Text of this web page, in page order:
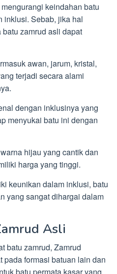
keindahan batu
inklusi. Sebab, jika hal
zamrud asli dapat
awan, jarum, kristal,
terjadi secara alami
dengan inklusinya yang
menyukai batu ini dengan
hijau yang cantik dan
harga yang tinggi.
keunikan dalam inklusi, batu
yang sangat dihargai dalam
Asli
batu zamrud, Zamrud
pada formasi batuan lain dan
batu permata kasar yang